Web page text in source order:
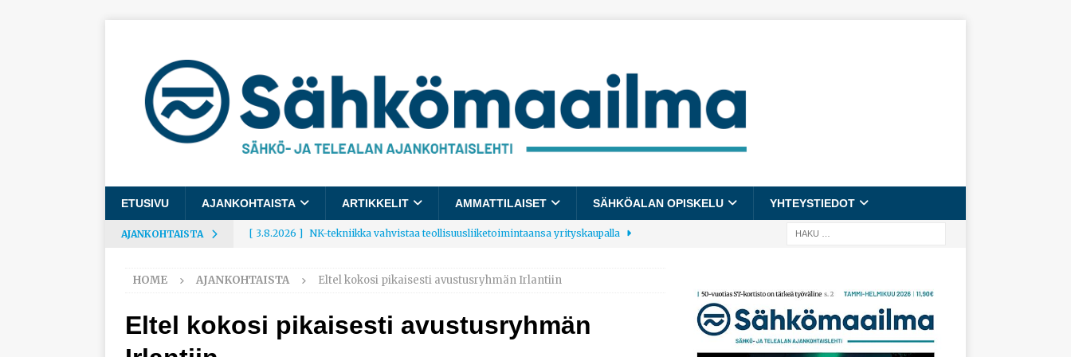
ETUSIVU AJANKOHTAISTA ARTIKKELIT AMMATTILAISET SÄHKÖALAN OPISKELU YHTEYSTIEDOT
AJANKOHTAISTA [ 3.8.2026 ] NK-tekniikka vahvistaa teollisuusliiketoimintaansa yrityskaupalla
[ 3.8.2026 ] Rakennusalalle tulee käyttöön yhteinen kestävyysraportointimalli
AJANKOHTAISTA
[ 3.8.2026 ] Työelämägallup: Pienet työpaikat saavat parhaat arvosanat
HOME AJANKOHTAISTA Eltel kokosi pikaisesti avustusryhmän Irlantiin
Eltel kokosi pikaisesti avustusryhmän